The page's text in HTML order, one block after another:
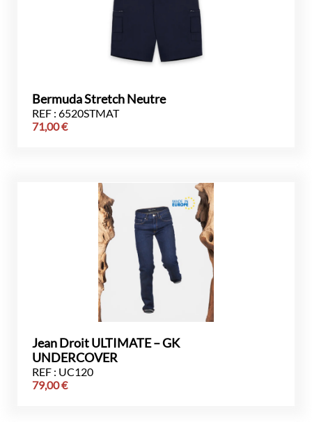
Bermuda Stretch Neutre
REF : 6520STMAT
71,00€
Jean Droit ULTIMATE – GK
UNDERCOVER
REF : UC120
79,00€